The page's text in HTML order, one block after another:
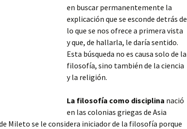
en buscar permanentemente la
explicación que se esconde detrás de
lo que se nos ofrece a primera vista
y que, de hallarla, le daría sentido.
Esta búsqueda no es causa solo de la
filosofía, sino también de la ciencia
y la religión.
La filosofía como disciplina nació
en las colonias griegas de Asia
Mileto se le considera iniciador de la filosofía porque